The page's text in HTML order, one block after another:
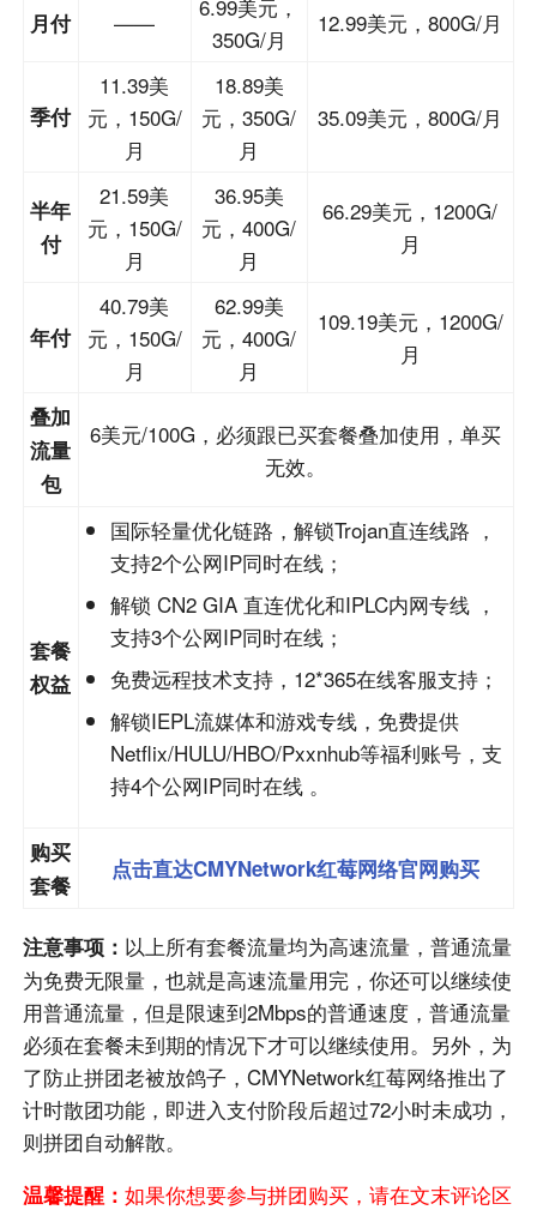
月付 ——
6.99美元，
350G/月
12.99美元，800G/月
季付
11.39美
元，150G/
月
18.89美
元，350G/
月
35.09美元，800G/月
半年
付
21.59美
元，150G/
月
36.95美
元，400G/
月
66.29美元，1200G/
月
年付
40.79美
元，150G/
月
62.99美
元，400G/
月
109.19美元，1200G/
月
叠加
流量
包
6美元/100G，必须跟已买套餐叠加使用，单买
无效。
套餐
权益
国际轻量优化链路，解锁Trojan直连线路 ，
支持2个公网IP同时在线；
解锁 CN2 GIA 直连优化和IPLC内网专线 ，
支持3个公网IP同时在线；
免费远程技术支持，12*365在线客服支持；
解锁IEPL流媒体和游戏专线，免费提供
Netflix/HULU/HBO/Pxxnhub等福利账号，支
持4个公网IP同时在线 。
购买
套餐
点击直达CMYNetwork红莓网络官网购买
注意事项： 以上所有套餐流量均为高速流量，普通流量
为免费无限量，也就是高速流量用完，你还可以继续使
用普通流量，但是限速到2Mbps的普通速度，普通流量
必须在套餐未到期的情况下才可以继续使用。另外，为
了防止拼团老被放鸽子，CMYNetwork红莓网络推出了
计时散团功能，即进入支付阶段后超过72小时未成功，
则拼团自动解散。
温馨提醒： 如果你想要参与拼团购买，请在文末评论区